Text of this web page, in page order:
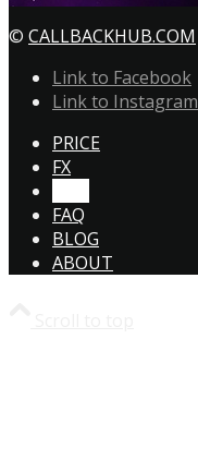
© CALLBACKHUB.COM
Link to Facebook
Link to Instagram
PRICE
FX
FAQ
BLOG
ABOUT